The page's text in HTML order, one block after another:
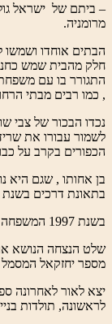
– ביתם של ישראל
מרומניה.
הבתים אוחדו ושמשו
חלק מהבית שמש
, כמו רבים מבתי
נכדו הבכור של צבי
לשמור עבורו את
הכפורים בקרב על
בן אחותו , שגם היא
בתאונת דרכים בשנת 1993 .
בשנת 1997 המשפחה החליטה לשחזר את הבית להנצחת זכרם.
שלט הנצחה הנושא את
מספר יחזקאל
יצא לאור לאחרונה
לראשונה, תולדות